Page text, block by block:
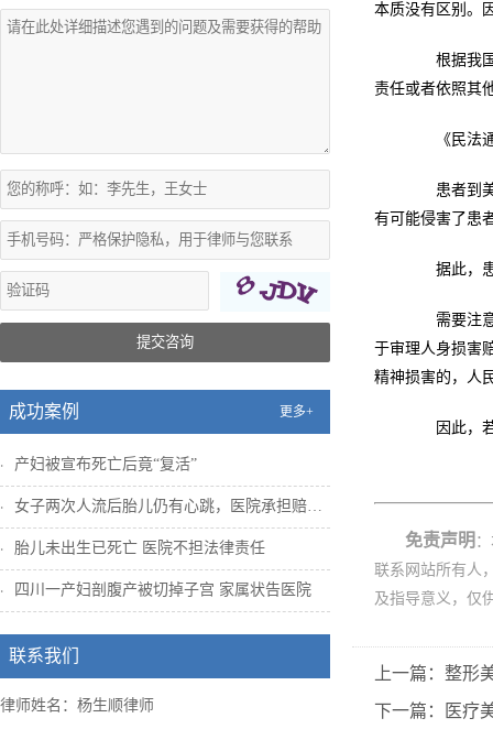
提交咨询
成功案例 更多+
产妇被宣布死亡后竟“复活”
女子两次人流后胎儿仍有心跳，医院承担赔偿...
胎儿未出生已死亡 医院不担法律责任
四川一产妇剖腹产被切掉子宫 家属状告医院
联系我们
律师姓名：杨生顺律师
本质没有区别。
根据我国
责任或者依照其
《民法通
患者到美
有可能侵害了患
据此，患
需要注意
于审理人身损害
精神损害的，人
因此，若
免责声明
联系网站所有人
及指导意义，仅
上一篇：整形
下一篇：医疗